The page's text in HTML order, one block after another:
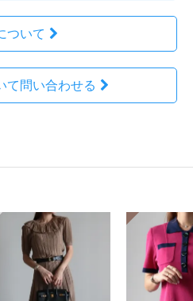
ついて
て問い合わせる